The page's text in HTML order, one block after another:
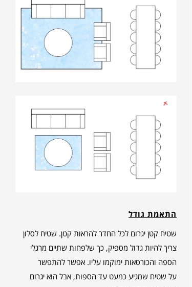
התאמת גודל
שטיח קטן יגרום לכל החדר להראות קטן. שטיח לסלון
צריך להיות גדול מספיק, כך שלפחות שתיים מרגלי
הספה והכורסאות ימוקמו עליו. אפשר להתפשר
על שטיח שמגיע כמעט עד הספות, אבל הוא יגרום